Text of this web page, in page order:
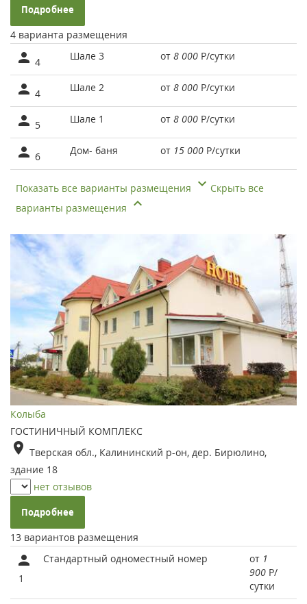
Подробнее
4 варианта размещения
4 Шале 3 от 8 000 Р/сутки
4 Шале 2 от 8 000 Р/сутки
5 Шале 1 от 8 000 Р/сутки
6 Дом- баня от 15 000 Р/сутки
Показать все варианты размещения
Скрыть все
варианты размещения
Колыба
ГОСТИНИЧНЫЙ КОМПЛЕКС
Тверская обл., Калининский р-он, дер. Бирюлино,
здание 18
нет отзывов
Подробнее
13 вариантов размещения
1
Стандартный одноместный номер от 1
900 Р/
сутки